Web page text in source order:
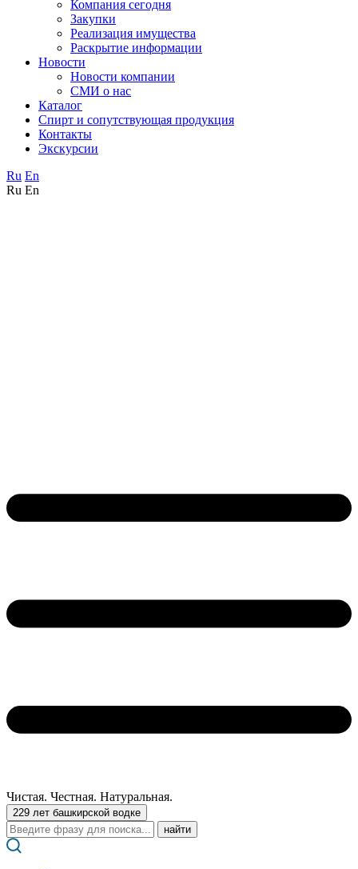
Компания сегодня
Закупки
Реализация имущества
Раскрытие информации
Новости
Новости компании
СМИ о нас
Каталог
Спирт и сопутствующая продукция
Контакты
Экскурсии
Ru En
Ru En
Чистая. Честная. Натуральная.
229 лет башкирской водке
Поиск: